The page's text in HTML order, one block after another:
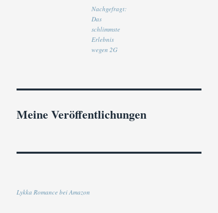
Nachgefragt:
Das
schlimmste
Erlebnis
wegen 2G
Meine Veröffentlichungen
Lykka Romance bei Amazon